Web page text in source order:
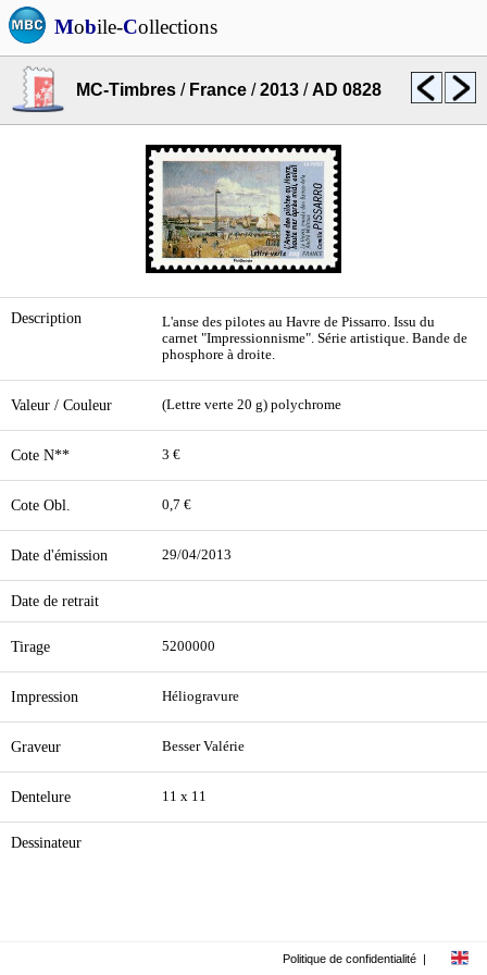
Mobile-Collections
MC-Timbres / France /2013 /AD 0828
Description
L'anse des pilotes au Havre de Pissarro. Issu du
carnet "Impressionnisme". Série artistique. Bande de
phosphore à droite.
Valeur / Couleur (Lettre verte 20 g) polychrome
Cote N** 3 €
Cote Obl. 0,7 €
Date d'émission 29/04/2013
Date de retrait
Tirage 5200000
Impression Héliogravure
Graveur Besser Valérie
Dentelure 11 x 11
Dessinateur
Politique de confidentialité |